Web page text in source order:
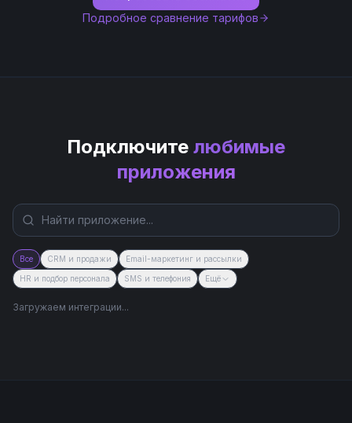
Подробное сравнение тарифов
Подключите любимые
приложения
Все CRM и продажи Email-маркетинг и рассылки
HR и подбор персонала SMS и телефония Ещё
Загружаем интеграции...